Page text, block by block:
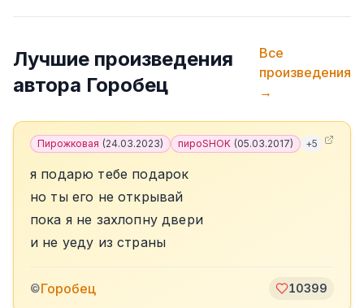
Лучшие произведения
автора Горобец
Все
произведения
→
Пирожковая (24.03.2023) пироSHOK (05.03.2017) +5
я подарю тебе подарок
но ты его не открывай
пока я не захлопну двери
и не уеду из страны
©Горобец 10399